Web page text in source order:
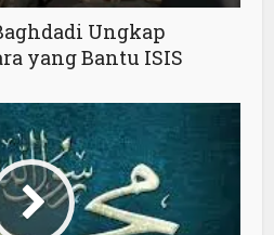
Ungkap
yang Bantu ISIS